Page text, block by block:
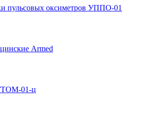
пульсовых оксиметров УППО-01
Armed
01-ц